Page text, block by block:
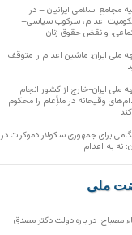
مجامع اسلامی ایرانیان – در
اعدام، سرکوب سیاسی–
و نقض حقوق زنان
ملی ایران: ماشین اعدام را متوقف
ملی ایران-خارج از کشور انجام
وقیحانه در ملأِعام را محکوم
برای جمهوری سکولار دموکرات در
نه به اعدام
ملی
مصباح: در باره دولت دکتر مصدق